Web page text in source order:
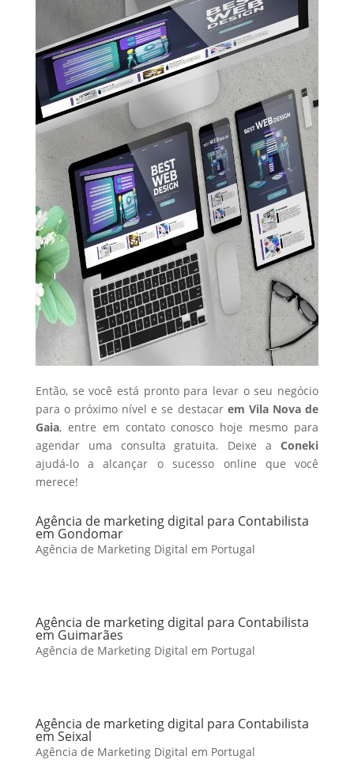
Então, se você está pronto para levar o seu negócio
para o próximo nível e se destacar em Vila Nova de
Gaia, entre em contato conosco hoje mesmo para
agendar uma consulta gratuita. Deixe aConeki
ajudá-lo a alcançar o sucesso online que você
merece!
Agência de marketing digital para Contabilista
em Gondomar
Agência de Marketing Digital em Portugal
Agência de marketing digital para Contabilista
em Guimarães
Agência de Marketing Digital em Portugal
Agência de marketing digital para Contabilista
em Seixal
Agência de Marketing Digital em Portugal